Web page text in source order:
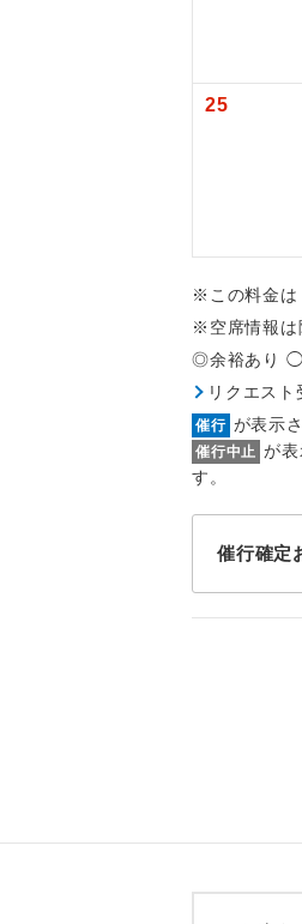
25
※この料金は
※空席情報は
◎余裕あり ◯
リクエスト
催行 が表示
催行中止 が
す。
催行確定